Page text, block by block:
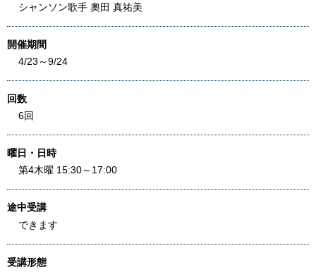
シャンソン歌手 奧田 真祐美
開催期間
4/23～9/24
回数
6回
曜日・日時
第4木曜 15:30～17:00
途中受講
できます
受講形態